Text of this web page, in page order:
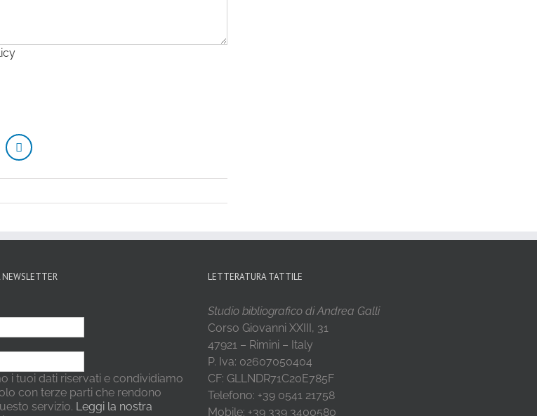
NEWSLETTER
i tuoi dati riservati e condividiamo
con terze parti che rendono
servizio. Leggi la nostra
LETTERATURA TATTILE
Studio bibliografico di Andrea Galli
Corso Giovanni XXIII, 31
47921 – Rimini – Italy
P. Iva: 02607050404
CF: GLLNDR71C20E785F
Telefono: +39 0541 21758
Mobile: +39 339 3400580